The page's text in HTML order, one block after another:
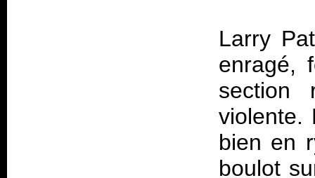
Larry
enragé,
section
violente.
bien en
boulot